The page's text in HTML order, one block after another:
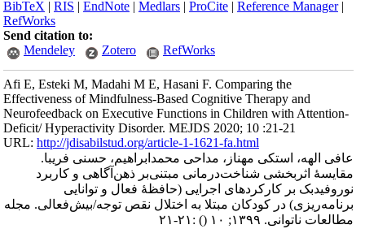
BibTeX |RIS |EndNote |Medlars |ProCite |Reference Manager
RefWorks
Send citation to:
Mendeley
Zotero RefWorks
Afi E, Esteki M, Madahi M E, Hasani F. Comparing the
Effectiveness of Mindfulness-Based Cognitive Therapy and
Neurofeedback on Executive Functions in Children with Attention-
Deficit/ Hyperactivity Disorder. MEJDS 2020; 10 :21-21
URL:http://jdisabilstud.org/article-1-1621-fa.html
عافی الهه، استکی مهناز، مداحی محمدابراهیم، حسنی فریبا.
مقایسهٔ اثربخشی شناخت‌‌درمانی مبتنی‌بر ذهن‌آگاهی و کاربرد
نوروفیدبک بر کارکردهای اجرایی (حافظهٔ فعال و توانایی
برنامه‌ریزی) در کودکان مبتلا به اختلال نقص توجه/بیش‌فعالی. مجله
مطالعات ناتوانی. ۱۳۹۹; ۱۰
() :۲۱-۲۱